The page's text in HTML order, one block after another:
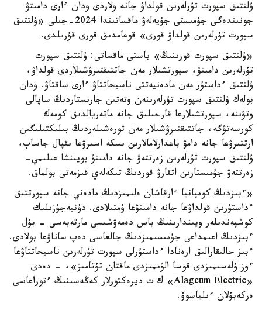
ۇلتتىق سپورت تۇرلەرىن قولداۋ جانە ولاردى ودان ءارى دامىتۋ
جونىندەگى جۇمىستى جۇيەلەۋ ماقساتىندا 2024-جىلى «ۇلتتىق
سپورت تۇرلەرىن قولداۋ قورى» قوعامدىق قورى قۇرىلدى.
«ۇلتتىق سپورت قورىنىڭ» باستى ماقساتى: ۇلتتىق سپورت
تۇرلەرىن دامىتۋ، سپورتشىلار مەن جاتتىقتىرۋشىلاردى قولداۋ،
ۇلتتىق ءداستۇر مەن مادەنيەتتى ناسيحاتتاۋ ءارى ساقتاۋ. ودان
بولەك ۇلتتىق سپورت تۇرلەرىنەن وتەتىن جارىستاردىڭ ساپالى
وتۋىنە، سپورتشىلارعا قارجىلىق جانە ماتەريالدىق كومەك
كورسەتۋگە، جاتتىقتىرۋشىلار مەن تورەشىلەردىڭ بىلىكتىلىگىن
ارتتىرۋعا جانە دامۋ باعدارلامالارىن ىسكە اسىرۋعا ىقپال جاساپ،
ۇلتتىق سپورت تۇرلەرىن زەرتتەۋ جانە دامىتۋ بويىنشا عىلىمي-
زەرتتەۋ جۇمىستارىن اتقارۋ قوردىڭ تىكەلەي قىزمەتى بولماق.
«ءبىزدىڭ كومپانيا ءارقاشان ەلىمىزدىڭ مادەني جانە سپورتتىق
ءداستۇرىن قولداۋعا جانە دامىتۋعا ۇمتىلادى. دۇنيەجۇزىلىك
كوشپەندىلەر ويىندارىنىڭ باس دەمەۋشىسى مارتەبەسى - بۇل
ءبىزدىڭ اعىمداعى جۇمىسىمىزدىڭ جالعاسى دەپ ساناۋعا بولادى.
ءبىز حالىقارالىق ارەنادا ءداستۇرلى سپورت تۇرلەرىن ناسيحاتتاۋعا
ءوز ۇلەسىمىزدى قوسا الۋىمىزدى ماقتان تۇتامىز»، - دەدى
«Alageum Electric» ك ت ديرەكتورلار كەڭەسىنىڭ ءتوراعاسى
ەركەبۇلان ءىلياسوۆ.